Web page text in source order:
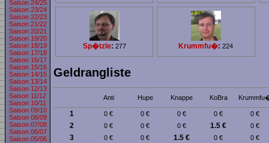
Saison 24/25
Saison 23/24
Saison 22/23
Saison 21/22
Saison 20/21
Saison 19/20
Saison 18/19
Saison 17/18
Saison 16/17
Saison 15/16
Saison 14/15
Saison 13/14
Saison 12/13
Saison 11/12
Saison 10/11
Saison 09/10
Saison 08/09
Saison 07/08
Saison 06/07
Saison 05/06
Sp�tzle: 277 Krummfu�: 224
Geldrangliste
Anti Hupe Knappe KoBra
1 0 € 0 € 0 € 0 € 0 €
2 0 € 0 € 0 € 1.5 € 0 €
3 0 € 0 € 1.5 € 0 € 0 €